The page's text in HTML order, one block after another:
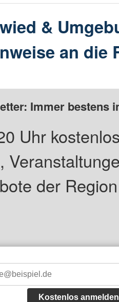
&
an die
Immer bestens
Uhr
der
Kostenlos anmelden